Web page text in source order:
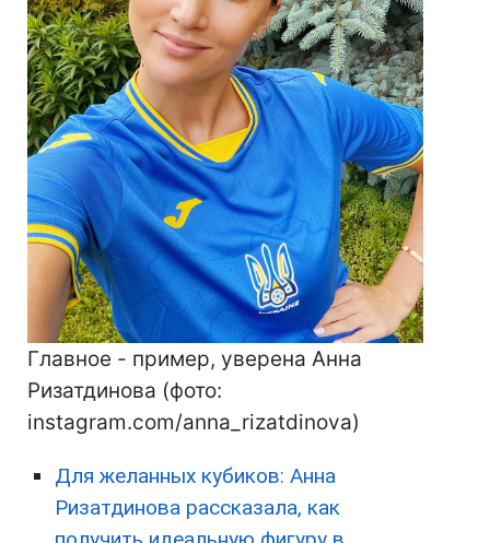
Главное - пример, уверена Анна
Ризатдинова (фото:
instagram.com/anna_rizatdinova)
Для желанных кубиков: Анна
Ризатдинова рассказала, как